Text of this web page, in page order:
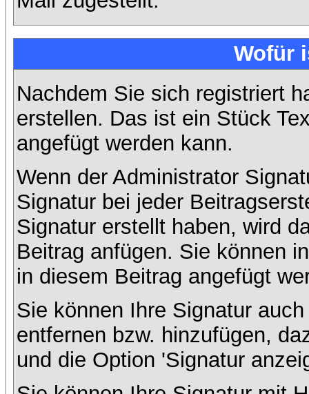
Wofür
Nachdem Sie sich registriert
erstellen. Das ist ein Stück
angefügt werden kann.
Wenn der Administrator
Signatur bei jeder
Signatur erstellt haben, wird
Beitrag anfügen. Sie können
in diesem Beitrag angefügt
Sie können Ihre Signatur
entfernen bzw. hinzufügen,
und die Option 'Signatur